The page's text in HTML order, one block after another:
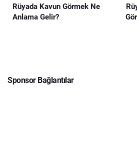
Rüyada Kavun Görmek Ne
Anlama Gelir?
Sponsor Bağlantılar